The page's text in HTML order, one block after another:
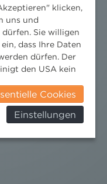
klicken,
uns und
Sie willigen
dass Ihre Daten
dürfen. Der
den USA kein
Daten durch US-
werden und
am
Cookies
Einstellungen